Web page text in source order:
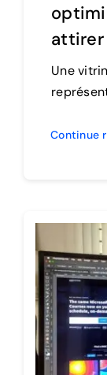
attirer
Une
Continue